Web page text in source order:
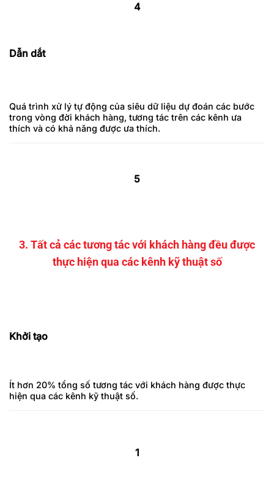
4
Dẫn dắt
Quá trình xử lý tự động của siêu dữ liệu dự đoán các bước
trong vòng đời khách hàng, tương tác trên các kênh ưa
thích và có khả năng được ưa thích.
5
3. Tất cả các tương tác với khách hàng đều được
thực hiện qua các kênh kỹ thuật số
Khởi tạo
Ít hơn 20% tổng số tương tác với khách hàng được thực
hiện qua các kênh kỹ thuật số.
1